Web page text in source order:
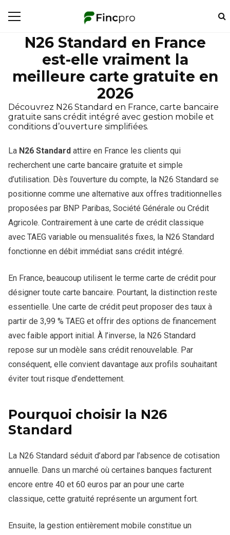
N26 Standard en France
est-elle vraiment la
meilleure carte gratuite en
2026
Découvrez N26 Standard en France, carte bancaire
gratuite sans crédit intégré avec gestion mobile et
conditions d’ouverture simplifiées.
La N26 Standard attire en France les clients qui
recherchent une carte bancaire gratuite et simple
d’utilisation. Dès l’ouverture du compte, la N26 Standard se
positionne comme une alternative aux offres traditionnelles
proposées par BNP Paribas, Société Générale ou Crédit
Agricole. Contrairement à une carte de crédit classique
avec TAEG variable ou mensualités fixes, la N26 Standard
fonctionne en débit immédiat sans crédit intégré.
En France, beaucoup utilisent le terme carte de crédit pour
désigner toute carte bancaire. Pourtant, la distinction reste
essentielle. Une carte de crédit peut proposer des taux à
partir de 3,99 % TAEG et offrir des options de financement
avec faible apport initial. À l’inverse, la N26 Standard
repose sur un modèle sans crédit renouvelable. Par
conséquent, elle convient davantage aux profils souhaitant
éviter tout risque d’endettement.
Pourquoi choisir la N26
Standard
La N26 Standard séduit d’abord par l’absence de cotisation
annuelle. Dans un marché où certaines banques facturent
encore entre 40 et 60 euros par an pour une carte
classique, cette gratuité représente un argument fort.
Ensuite, la gestion entièrement mobile constitue un